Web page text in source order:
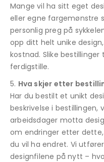
Mange vil ha sitt eget
eller egne fargemønstre
personlig preg på
opp ditt helt unike
kostnad. Slike
ferdigstille.
Hva skjer etter
Har du bestilt et unikt
beskrivelse i bestillingen,
arbeidsdager motta
om endringer etter
du vil ha endret. Vi
designfilene på nytt –